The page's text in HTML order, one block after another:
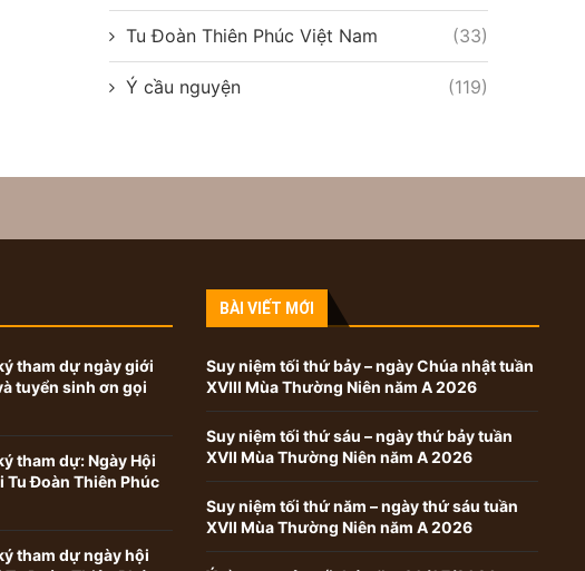
Tu Đoàn Thiên Phúc Việt Nam (33)
Ý cầu nguyện (119)
tham dự ngày giới
tuyển sinh ơn gọi
tham dự: Ngày Hội
Tu Đoàn Thiên Phúc
tham dự ngày hội
BÀI VIẾT MỚI
Suy niệm tối thứ bảy – ngày Chúa nhật tuần
XVIII Mùa Thường Niên năm A 2026
Suy niệm tối thứ sáu – ngày thứ bảy tuần
XVII Mùa Thường Niên năm A 2026
Suy niệm tối thứ năm – ngày thứ sáu tuần
XVII Mùa Thường Niên năm A 2026